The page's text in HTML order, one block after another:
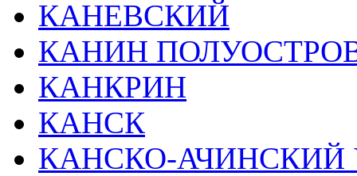
КАНЕВСКИЙ
КАНИН
КАНКРИН
КАНСК
КАНСКО-АЧИНСКИЙ